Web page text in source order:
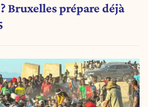
Bruxelles prépare déjà